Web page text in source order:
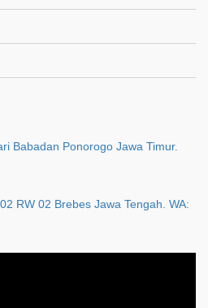
Babadan Ponorogo Jawa Timur.
RW 02 Brebes Jawa Tengah. WA: